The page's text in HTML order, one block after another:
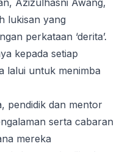
lukisan yang
perkataan ‘derita’.
kepada setiap
lalui untuk menimba
pendidik dan mentor
serta cabaran
mereka